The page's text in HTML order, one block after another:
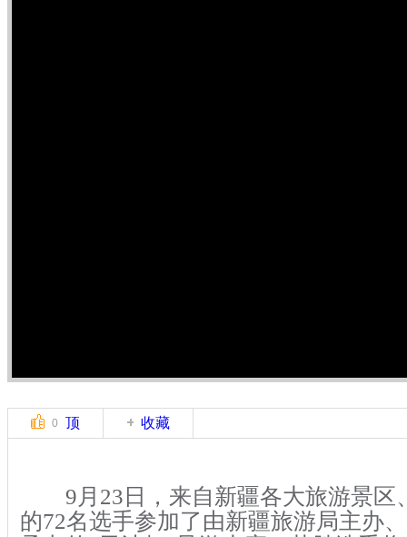
0 顶 收藏
9月23日，来自新疆各大旅游景区
的72名选手参加了由新疆旅游局主办